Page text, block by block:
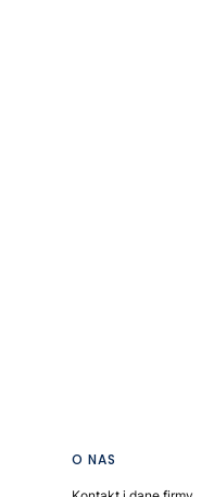
O NAS